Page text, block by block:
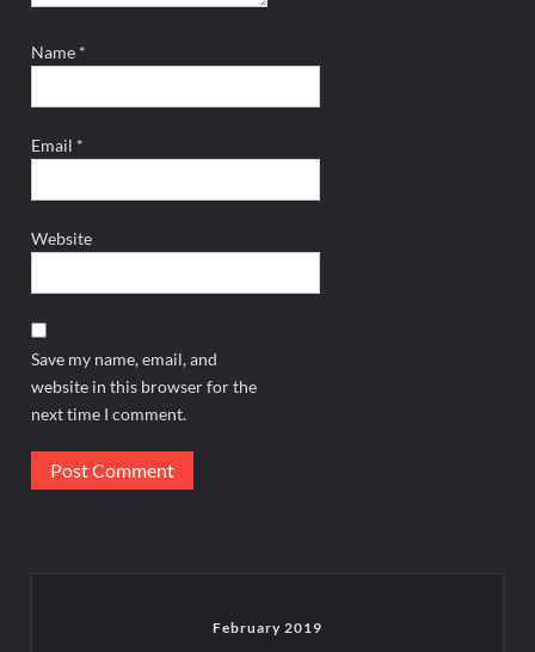
Name *
Email *
Website
Save my name, email, and
website in this browser for the
next time I comment.
February 2019